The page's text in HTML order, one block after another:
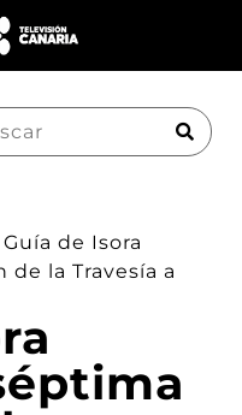
Guía de Isora
la Travesía a